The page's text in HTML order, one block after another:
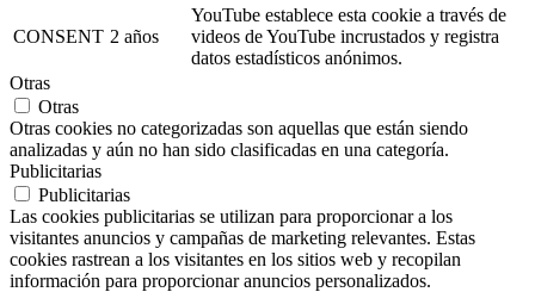
CONSENT 2 años
YouTube establece esta cookie a través de
videos de YouTube incrustados y registra
datos estadísticos anónimos.
Otras
Otras
Otras cookies no categorizadas son aquellas que están siendo
analizadas y aún no han sido clasificadas en una categoría.
Publicitarias
Publicitarias
Las cookies publicitarias se utilizan para proporcionar a los
visitantes anuncios y campañas de marketing relevantes. Estas
cookies rastrean a los visitantes en los sitios web y recopilan
información para proporcionar anuncios personalizados.